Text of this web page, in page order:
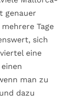
genauer
Tage
sich
eine
man zu
dazu